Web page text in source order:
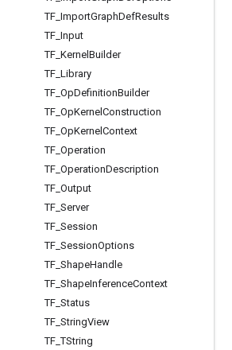
TF ImportGraphDefResults
TF Input
TF Kernel Builder
TF Library
TF OpDefinitionBuilder
TF OpKernel Construction
TF OpKernel Context
TF Operation
TF OperationDescription
TF Output
TF Server
TF Session
TF SessionOptions
TF ShapeHandle
TF ShapeInferenceContext
TF Status
TF StringView
TF _TString